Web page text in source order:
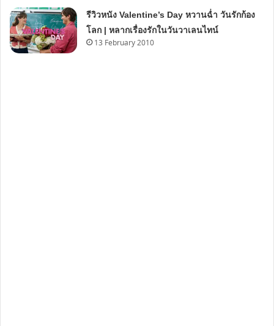
รีวิวหนัง Valentine’s Day หวานฉ่ำ วันรักก้อง
โลก | หลากเรื่องรักในวันวาเลนไทน์
13 February 2010